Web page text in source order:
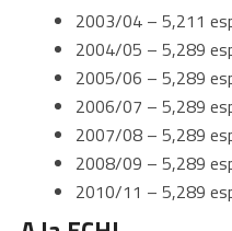
2003/04 – 5,211
2004/05 – 5,289
2005/06 – 5,289
2006/07 – 5,289
2007/08 – 5,289
2008/09 – 5,289
2010/11 – 5,289